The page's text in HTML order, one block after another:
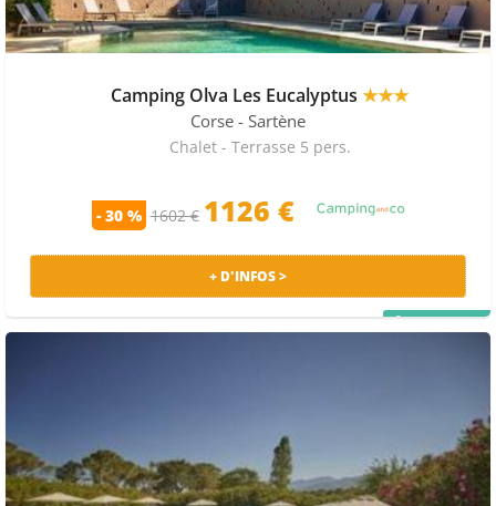
Camping Olva Les Eucalyptus ★★★
Corse - Sartène
Chalet - Terrasse 5 pers.
- 30 % 1602 € 1126 €
+ D'INFOS >